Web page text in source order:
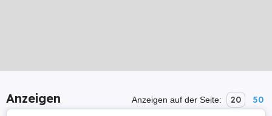
Anzeigen Anzeigen auf der Seite: 20 50